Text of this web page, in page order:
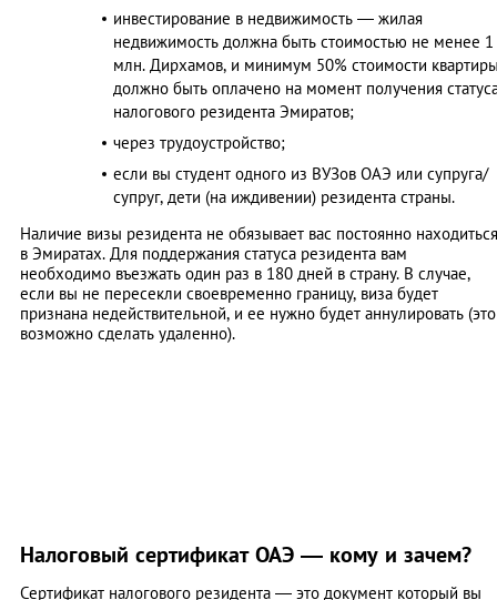
инвестирование в недвижимость — жилая
недвижимость должна быть стоимостью не менее 1
млн. Дирхамов, и минимум 50% стоимости
должно быть оплачено на момент получения
налогового резидента Эмиратов;
через трудоустройство;
если вы студент одного из ВУЗов ОАЭ или супруга/
супруг, дети (на иждивении) резидента страны.
Наличие визы резидента не обязывает вас постоянно находиться
в Эмиратах. Для поддержания статуса резидента вам
необходимо въезжать один раз в 180 дней в страну. В случае,
если вы не пересекли своевременно границу, виза будет
признана недействительной, и ее нужно будет аннулировать (это
возможно сделать удаленно).
Налоговый сертификат ОАЭ — кому и зачем?
Сертификат налогового резидента — это документ который вы